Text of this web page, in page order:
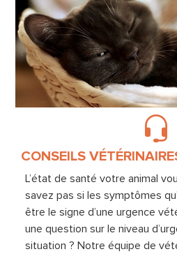
CONSEILS
L’état de santé votre animal
savez pas si les symptômes
être le signe d’une urgence
une question sur le niveau
situation ? Notre équipe de